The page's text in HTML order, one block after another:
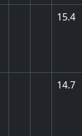
15.4
14.7